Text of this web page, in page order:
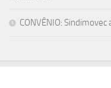
CONVÊNIO: